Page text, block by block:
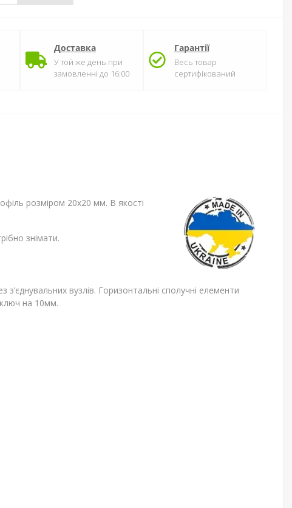
Доставка
У той же день при
замовленні до 16:00
Гарантії
Весь товар
сертифікований
розміром 20х20 мм. В якості
знімати.
вузлів. Горизонтальні сполучні елементи
на 10мм.